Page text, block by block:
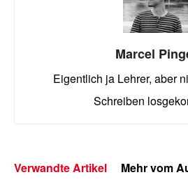
Marcel
Eigentlich ja Lehrer, aber
Schreiben
Verwandte Artikel Mehr vom